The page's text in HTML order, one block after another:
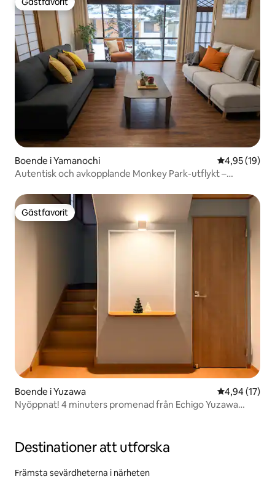
Gästfavorit
Boende i Yamanochi 4,95 av 5 i
4,95 (19)
Autentisk och avkopplande Monkey Park-utflykt –
Gästfavorit
Gästfavorit
Boende i Yuzawa 4,94 av 5 i
4,94 (17)
Nyöppnat! 4 minuters promenad från Echigo Yuzawa
Destinationer att utforska
Främsta sevärdheterna i närheten